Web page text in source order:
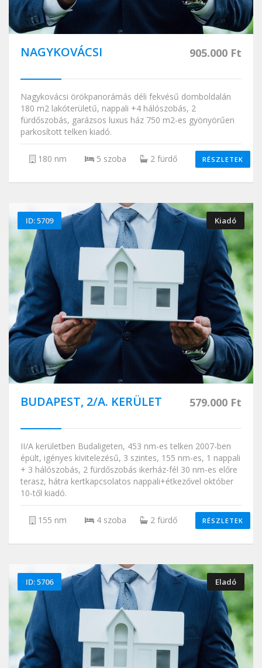
NAGYKOVÁCSI 905.000 Ft
Nagykovácsi örökpanorámás déli fekvésű domboldalán
180 m2 lakóterületű, nappali +4 hálószobás, 2
fürdőszobás, garázsos luxus ház 750 m2-es gyönyörűen
parkosított telken kiadó.
180 nm 5 szoba 2 fürdő RÉSZLETEK
ID: 5709 Kiadó
BUDAPEST, 2/A. KERÜLET 579.000 Ft
II/A kerületben Budaligeten, 453 nm-es telken 2007-ben
épült, igényes kivitelezésű, 3 szintes, 155 nm-es, 1 nappali
+ 3 hálószobás, 2 fürdőszobás ikerház-fél 30 nm-es előre
terasz, hátra kertkapcsolatos nappali+étkezővel október
10-től kiadó.
155 nm 4 szoba 2 fürdő RÉSZLETEK
ID: 5706 Eladó